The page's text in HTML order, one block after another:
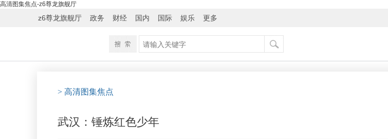
高清图集焦点-z6尊龙旗舰厅
z6尊龙旗舰厅 政务 财经 国内 国际 娱乐 更多
> 高清图集焦点
武汉：锤炼红色少年